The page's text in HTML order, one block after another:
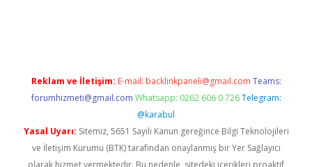
Reklam ve İletişim: E-mail: backlinkpaneli@gmail.com Teams:
forumhizmeti@gmail.com Whatsapp: 0262 606 0 726 Telegram:
@karabul
Yasal Uyarı: Sitemiz, 5651 Sayılı Kanun gereğince Bilgi Teknolojileri
ve İletişim Kurumu (BTK) tarafından onaylanmış bir Yer Sağlayıcı
olarak hizmet vermektedir. Bu nedenle, sitedeki içerikleri proaktif